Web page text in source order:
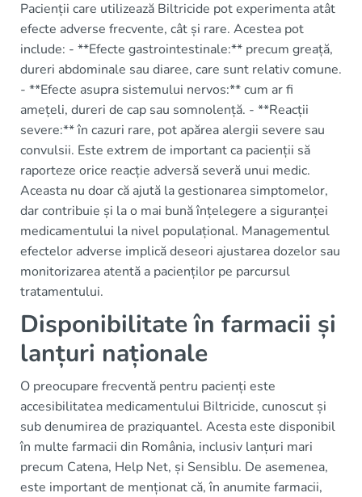
Pacienții care utilizează Biltricide pot experimenta atât
efecte adverse frecvente, cât și rare. Acestea pot
include: - **Efecte gastrointestinale:** precum greață,
dureri abdominale sau diaree, care sunt relativ comune.
- **Efecte asupra sistemului nervos:** cum ar fi
amețeli, dureri de cap sau somnolență. - **Reacții
severe:** în cazuri rare, pot apărea alergii severe sau
convulsii. Este extrem de important ca pacienții să
raporteze orice reacție adversă severă unui medic.
Aceasta nu doar că ajută la gestionarea simptomelor,
dar contribuie și la o mai bună înțelegere a siguranței
medicamentului la nivel populațional. Managementul
efectelor adverse implică deseori ajustarea dozelor sau
monitorizarea atentă a pacienților pe parcursul
tratamentului.
Disponibilitate în farmacii și
lanțuri naționale
O preocupare frecventă pentru pacienți este
accesibilitatea medicamentului Biltricide, cunoscut și
sub denumirea de praziquantel. Acesta este disponibil
în multe farmacii din România, inclusiv lanțuri mari
precum Catena, Help Net, și Sensiblu. De asemenea,
este important de menționat că, în anumite farmacii,